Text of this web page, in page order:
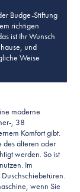
Budge-Stiftung
richtigen
ist Ihr Wunsch
und
Weise
moderne
, 38
Komfort gibt.
des älteren oder
werden. So ist
Im
wenn Sie